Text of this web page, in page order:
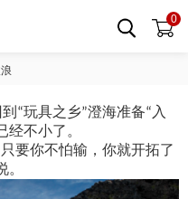
0
“玩具之乡”澄海准备“ 入
经不小了。
要你不怕输，你就开拓了
。